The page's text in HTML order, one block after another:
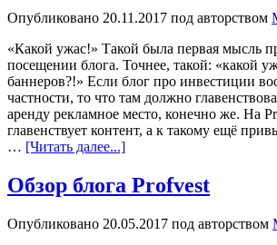
Опубликовано 20.11.2017 под авторством
«Какой ужас!» Такой была первая мысль
посещении блога. Точнее, такой: «какой
баннеров?!» Если блог про инвестиции
частности, то что там должно
аренду рекламное место, конечно же. На
главенствует контент, а к такому ещё
… [Читать далее...]
Обзор блога Profvest
Опубликовано 20.05.2017 под авторством